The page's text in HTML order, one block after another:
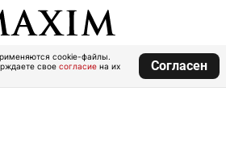
cookie-файлы.
свое согласие на их
Согласен